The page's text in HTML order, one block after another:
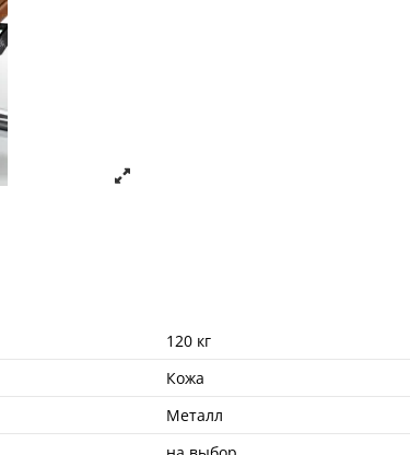
120 кг
Кожа
Металл